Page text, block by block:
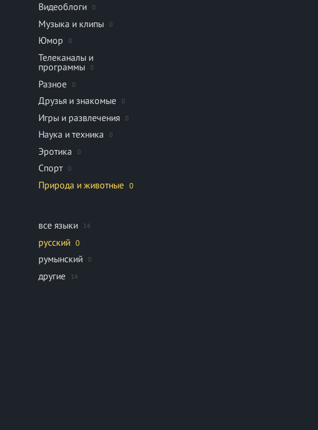
Видеоблоги 0
Музыка и клипы 0
Юмор 0
Телеканалы и
программы
0
Разное 0
Друзья и знакомые 0
Игры и развлечения 0
Наука и техника 0
Эротика 0
Спорт 0
Природа и животные 0
все языки 14
русский 0
румынский 0
другие 14